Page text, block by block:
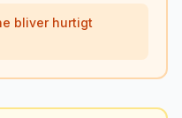
bliver hurtigt